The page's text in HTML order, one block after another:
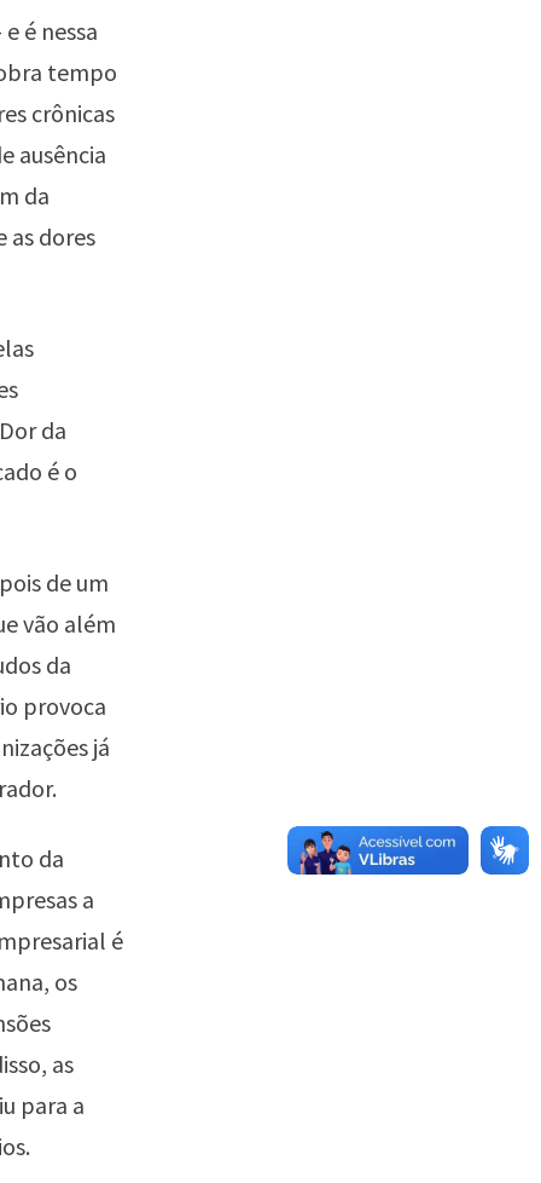
é nessa
tempo
crônicas
ausência
da
as dores
da
é o
de um
vão além
da
provoca
já
da
a
é
os
as
para a